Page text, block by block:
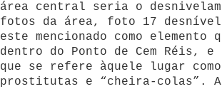
área central seria o
fotos da área, foto 17
este mencionado como
dentro do Ponto de Cem Réis,
que se refere àquele lugar
prostitutas e “cheira-colas”.